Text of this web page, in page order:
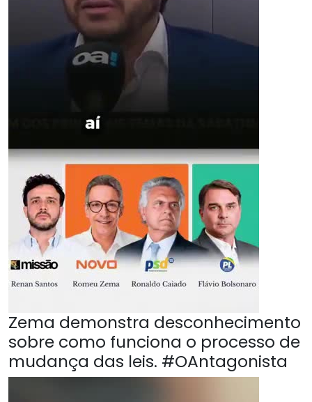
Zema demonstra desconhecimento
sobre como funciona o processo de
mudança das leis. #OAntagonista